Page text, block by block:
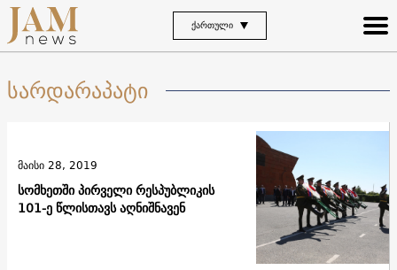
ᲥᲐᲠᲗᲣᲚᲘ
სარდარაპატი
სომხეთში პირველი რესპუბლიკის
101-ე წლისთავს აღნიშნავენ
მაისი 28, 2019